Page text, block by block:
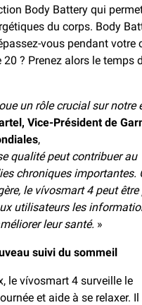
Body Battery qui
du corps. Body
vous pendant votre
20 ? Prenez alors le temps
un rôle crucial sur notre
Vice-Président de
,
qualité peut contribuer au
chroniques importantes.
le vívosmart 4 peut être
utilisateurs les
leur santé. »
suivi du sommeil
le vívosmart 4 surveille le
et aide à se relaxer. Il